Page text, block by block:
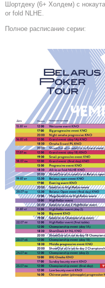
Шортдеку (6+ Холдем) с
or fold NLHE.
Полное расписание серии: